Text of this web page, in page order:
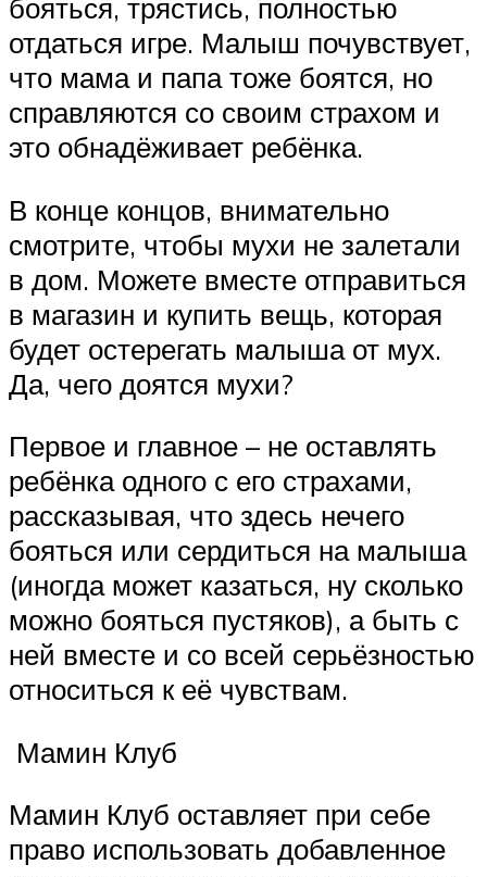
бояться, трястись, полностью
отдаться игре. Малыш почувствует,
что мама и папа тоже боятся, но
справляются со своим страхом и
это обнадёживает ребёнка.
В конце концов, внимательно
смотрите, чтобы мухи не залетали
в дом. Можете вместе отправиться
в магазин и купить вещь, которая
будет остерегать малыша от мух.
Да, чего доятся мухи?
Первое и главное – не оставлять
ребёнка одного с его страхами,
рассказывая, что здесь нечего
бояться или сердиться на малыша
(иногда может казаться, ну сколько
можно бояться пустяков), а быть с
ней вместе и со всей серьёзностью
относиться к её чувствам.
Мамин Клуб
Мамин Клуб оставляет при себе
право использовать добавленное